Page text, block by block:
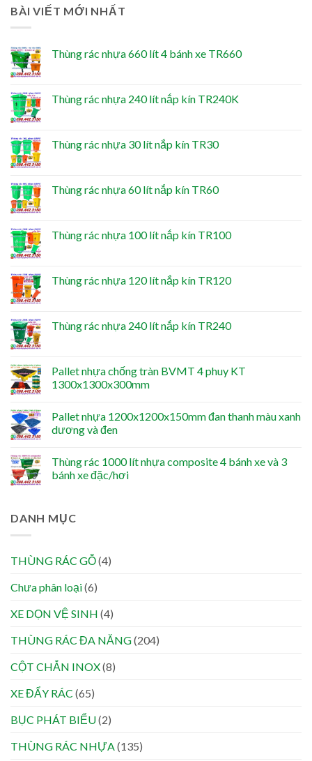
BÀI VIẾT MỚI NHẤT
Thùng rác nhựa 660 lít 4 bánh xe TR660
Thùng rác nhựa 240 lít nắp kín TR240K
Thùng rác nhựa 30 lít nắp kín TR30
Thùng rác nhựa 60 lít nắp kín TR60
Thùng rác nhựa 100 lít nắp kín TR100
Thùng rác nhựa 120 lít nắp kín TR120
Thùng rác nhựa 240 lít nắp kín TR240
Pallet nhựa chống tràn BVMT 4 phuy KT
1300x1300x300mm
Pallet nhựa 1200x1200x150mm đan thanh màu xanh
dương và đen
Thùng rác 1000 lít nhựa composite 4 bánh xe và 3
bánh xe đặc/hơi
DANH MỤC
THÙNG RÁC GỖ(4)
Chưa phân loại(6)
XE DỌN VỆ SINH (4)
THÙNG RÁC ĐA NĂNG(204)
CỘT CHẮN INOX(8)
XE ĐẨY RÁC (65)
BỤC PHÁT BIỂU(2)
THÙNG RÁC NHỰA (135)